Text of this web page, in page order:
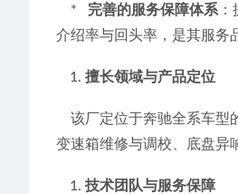
    *
完善的服务保障体系
介绍率与回头率，是其服务
擅长领域与产品定位
变速箱维修与调校、底盘异
技术团队与服务保障